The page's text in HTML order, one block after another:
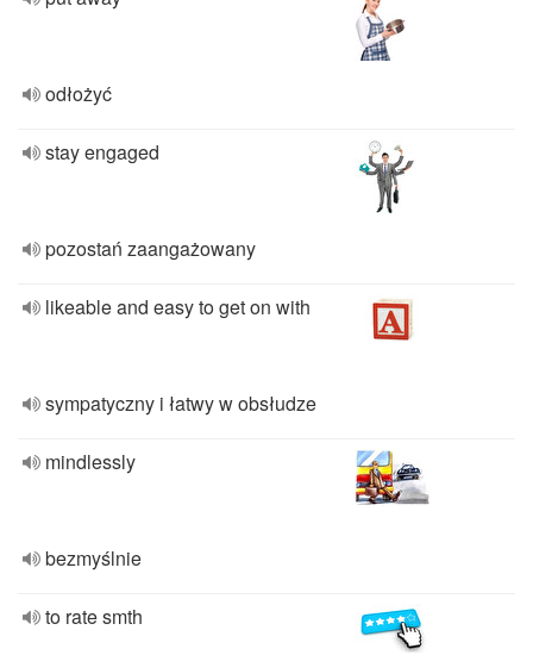
odłożyć
stay engaged
pozostań zaangażowany
likeable and easy to get on with
sympatyczny i łatwy w obsłudze
mindlessly
bezmyślnie
to rate smth